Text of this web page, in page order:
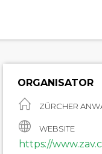
ORGANISATOR
ZÜRCHER
WEBSITE
https://